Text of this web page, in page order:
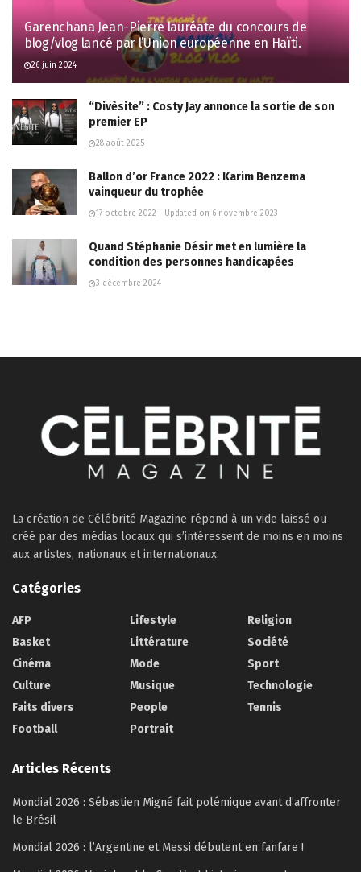
Garenchana Jean-Pierre lauréate du concours de
blog/vlog lancé par l’Union européenne en Haïti.
26 juin 2024
“Divèsite” : Costy Jay annonce la sortie de son
premier EP
28 août 2025
Ballon d’or France 2022 : Karim Benzema
vainqueur du trophée
17 octobre 2022 - Updated on 6 novembre 2023
Quand Stéphanie Désir met en lumière la
condition des personnes handicapées
3 décembre 2024
La création de Célébrité Magazine répond à un vide laissé ou
créé par des médias locaux qui s’intéressent de moins en moins
aux artistes, nationaux et internationaux.
Catégories
AFP
Basket
Cinéma
Culture
Faits divers
Football
Lifestyle
Littérature
Mode
Musique
People
Portrait
Religion
Société
Sport
Technologie
Tennis
Articles Récents
Mondial 2026 : Sébastien Migné fait polémique avant d’affronter
le Brésil
Mondial 2026 : l’Argentine et Messi débutent en fanfare !